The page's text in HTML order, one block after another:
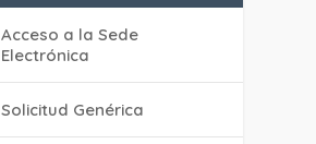
Acceso a la Sede
Electrónica
Solicitud Genérica